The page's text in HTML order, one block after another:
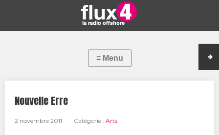
Nouvelle Erre
2 novembre 2011 Catégorie : Arts